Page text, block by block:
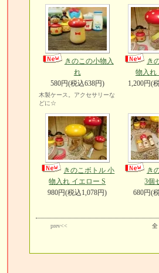
きのこの小物入
れ
580円(税込638円)
木製ケース。アクセサリーな
どに☆
き
物入れ
1,200円(
きのこボトル 小
物入れ イエロー S
980円(税込1,078円)
き
3個
680円(
prev<< 全